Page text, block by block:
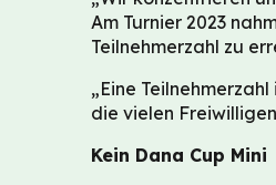
Am Turnier 2023
Teilnehmerzahl zu
„Eine
die vielen
Kein Dana Cup Mini